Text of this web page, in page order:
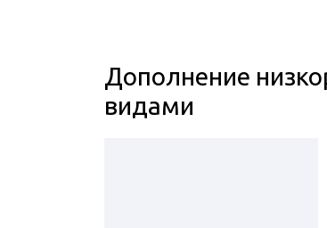
Дополнение
видами